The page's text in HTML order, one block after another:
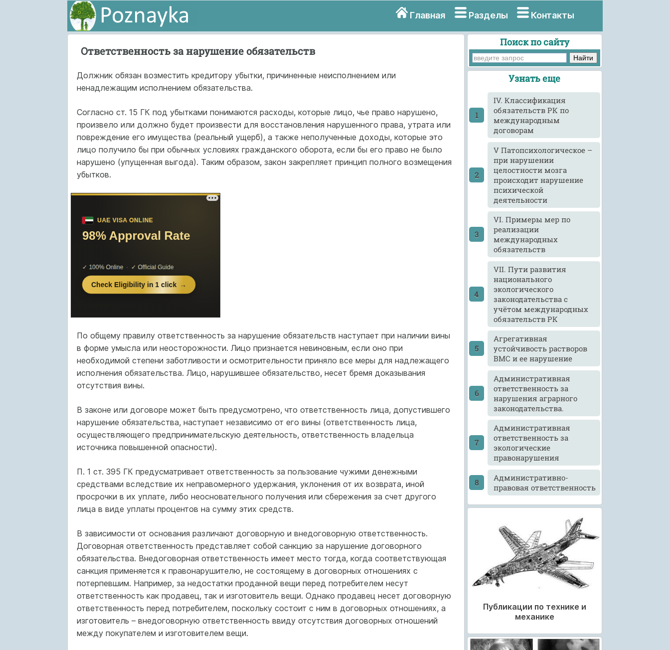
Главная Разделы Контакты
Ответственность за нарушение обязательств
Должник обязан возместить кредитору убытки, причиненные неисполнением или
ненадлежащим исполнением обязательства.
Согласно ст. 15 ГК под убытками понимаются расходы, которые лицо, чье право нарушено,
произвело или должно будет произвести для восстановления нарушенного права, утрата или
повреждение его имущества (реальный ущерб), а также неполученные доходы, которые это
лицо получило бы при обычных условиях гражданского оборота, если бы его право не было
нарушено (упущенная выгода). Таким образом, закон закрепляет принцип полного возмещения
убытков.
По общему правилу ответственность за нарушение обязательств наступает при наличии вины
в форме умысла или неосторожности. Лицо признается невиновным, если оно при
необходимой степени заботливости и осмотрительности приняло все меры для надлежащего
исполнения обязательства. Лицо, нарушившее обязательство, несет бремя доказывания
отсутствия вины.
В законе или договоре может быть предусмотрено, что ответственность лица, допустившего
нарушение обязательства, наступает независимо от его вины (ответственность лица,
осуществляющего предпринимательскую деятельность, ответственность владельца
источника повышенной опасности).
П. 1 ст. 395 ГК предусматривает ответственность за пользование чужими денежными
средствами вследствие их неправомерного удержания, уклонения от их возврата, иной
просрочки в их уплате, либо неосновательного получения или сбережения за счет другого
лица в виде уплаты процентов на сумму этих средств.
В зависимости от основания различают договорную и внедоговорную ответственность.
Договорная ответственность представляет собой санкцию за нарушение договорного
обязательства. Внедоговорная ответственность имеет место тогда, когда соответствующая
санкция применяется к правонарушителю, не состоящему в договорных отношениях с
потерпевшим. Например, за недостатки проданной вещи перед потребителем несут
ответственность как продавец, так и изготовитель вещи. Однако продавец несет договорную
ответственность перед потребителем, поскольку состоит с ним в договорных отношениях, а
изготовитель – внедоговорную ответственность ввиду отсутствия договорных отношений
между покупателем и изготовителем вещи.
Поиск по сайту
Узнать еще
IV. Классификация
обязательств РК по
международным
договорам
V Патопсихологическое –
при нарушении
целостности мозга
происходит нарушение
психической
деятельности
VI. Примеры мер по
реализации
международных
обязательств
VII. Пути развития
национального
экологического
законодательства с
учётом международных
обязательств РК
Агрегативная
устойчивость растворов
ВМС и ее нарушение
Административная
ответственность за
нарушения аграрного
законодательства.
Административная
ответственность за
экологические
правонарушения
Административно-
правовая ответственность
Публикации по технике и
механике